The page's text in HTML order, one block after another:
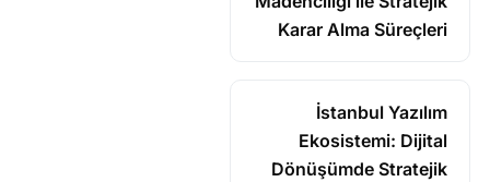
Karar Alma Süreçleri
İstanbul Yazılım
Ekosistemi: Dijital
Dönüşümde Stratejik